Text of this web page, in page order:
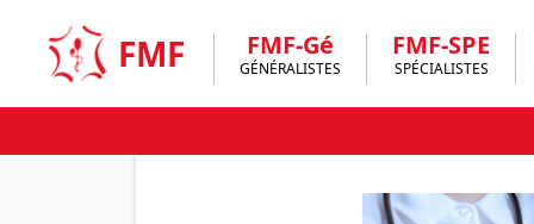
content
FMF FMF-Gé
GÉNÉRALISTES
FMF-SPE
SPÉCIALISTES